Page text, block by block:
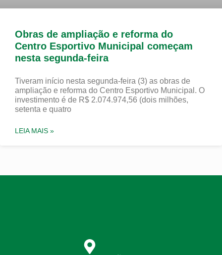
Obras de ampliação e reforma do
Centro Esportivo Municipal começam
nesta segunda-feira
Tiveram início nesta segunda-feira (3) as obras de
ampliação e reforma do Centro Esportivo Municipal. O
investimento é de R$ 2.074.974,56 (dois milhões,
setenta e quatro
LEIA MAIS »